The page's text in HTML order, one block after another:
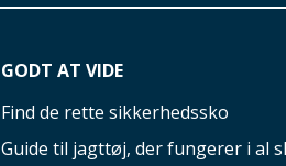
GODT AT VIDE
Find de rette sikkerhedssko
Guide til jagttøj, der fungerer i al